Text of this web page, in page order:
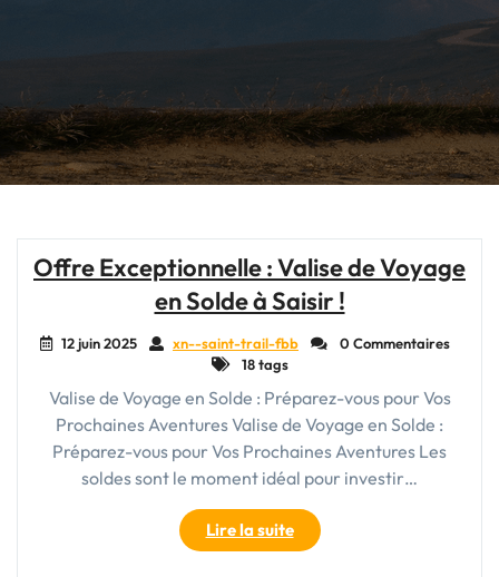
Offre Exceptionnelle : Valise de Voyage
en Solde à Saisir !
12 juin 2025 xn--saint-trail-fbb
0 Commentaires
18 tags
Valise de Voyage en Solde : Préparez-vous pour Vos
Prochaines Aventures Valise de Voyage en Solde :
Préparez-vous pour Vos Prochaines Aventures Les
soldes sont le moment idéal pour investir…
Lire la suite"Offre
Exceptionnelle